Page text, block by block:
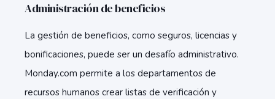
Administración de beneficios
La gestión de beneficios, como seguros, licencias y
bonificaciones, puede ser un desafío administrativo.
Monday.com permite a los departamentos de
recursos humanos crear listas de verificación y